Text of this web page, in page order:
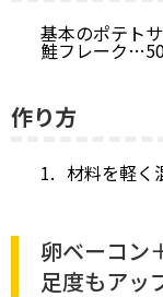
基本のポテト
鮭フレーク
作り方
材料を軽く
卵ベーコン
足度もアッ